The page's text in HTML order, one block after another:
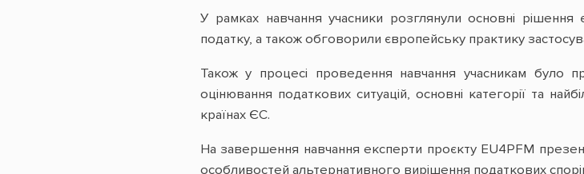
У рамках навчання учасники розглянули основні
податку, а також обговорили європейську практику
Також у процесі проведення навчання учасникам було
оцінювання податкових ситуацій, основні категорії та
країнах ЄС.
На завершення навчання експерти проєкту EU4PFM
особливостей альтернативного вирішення податкових